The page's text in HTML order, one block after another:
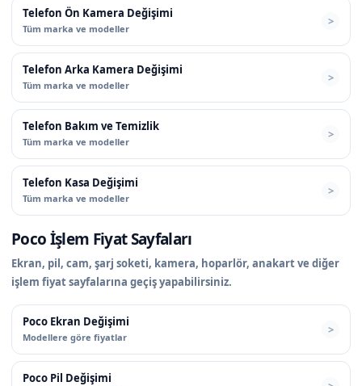
Telefon Ön Kamera Değişimi
Tüm marka ve modeller
Telefon Arka Kamera Değişimi
Tüm marka ve modeller
Telefon Bakım ve Temizlik
Tüm marka ve modeller
Telefon Kasa Değişimi
Tüm marka ve modeller
Poco İşlem Fiyat Sayfaları
Ekran, pil, cam, şarj soketi, kamera, hoparlör, anakart ve diğer
işlem fiyat sayfalarına geçiş yapabilirsiniz.
Poco Ekran Değişimi
Modellere göre fiyatlar
Poco Pil Değişimi